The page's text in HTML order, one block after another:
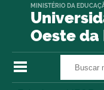
Oeste da
MINISTÉRIO DA